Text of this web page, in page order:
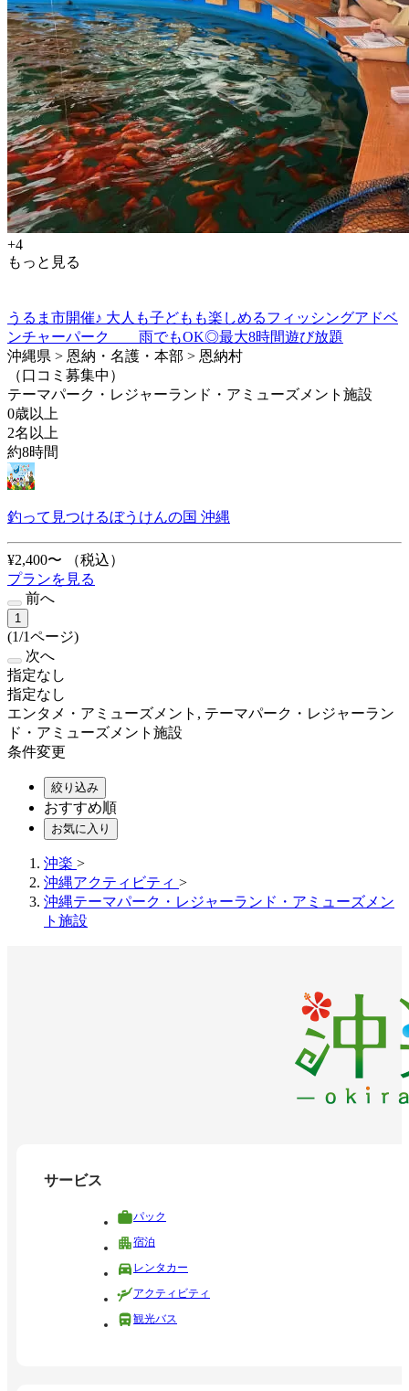
+4
もっと見る
うるま市開催♪ 大人も子どもも楽しめるフィッシングアドベ
ンチャーパーク 雨でもOK◎最大8時間遊び放題
沖縄県 > 恩納・名護・本部 > 恩納村
（口コミ募集中）
テーマパーク・レジャーランド・アミューズメント施設
0歳以上
2名以上
約8時間
釣って見つけるぼうけんの国 沖縄
¥2,400〜
（税込）
プランを見る
前へ
1
(1/1ページ)
次へ
指定なし
指定なし
エンタメ・アミューズメント, テーマパーク・レジャーラン
ド・アミューズメント施設
条件変更
絞り込み
おすすめ順
お気に入り
沖楽 >
沖縄アクティビティ >
沖縄テーマパーク・レジャーランド・アミューズメン
ト施設
サービス
パック
宿泊
レンタカー
アクティビティ
観光バス